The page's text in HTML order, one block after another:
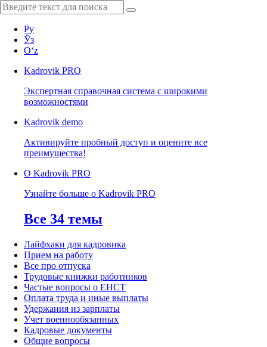
Ру
Ўз
Oʻz
Kadrovik PRO
Экспертная справочная система с широкими
возможностями
Kadrovik demo
Активируйте пробный доступ и оцените все
преимущества!
О Kadrovik PRO
Узнайте больше о Kadrovik PRO
Все 34 темы
Лайфхаки для кадровика
Прием на работу
Все про отпуска
Трудовые книжки работников
Частые вопросы о ЕНСТ
Оплата труда и иные выплаты
Удержания из зарплаты
Учет военнообязанных
Кадровые документы
Общие вопросы